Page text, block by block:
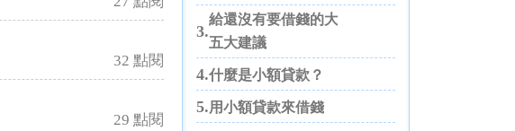
32 點閱
29 點閱
3.
給還沒有要借錢的大大們
五大建議
4.什麼是小額貸款？
5.用小額貸款來借錢